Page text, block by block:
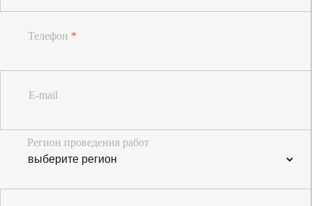
Телефон *
E-mail
Регион проведения работ